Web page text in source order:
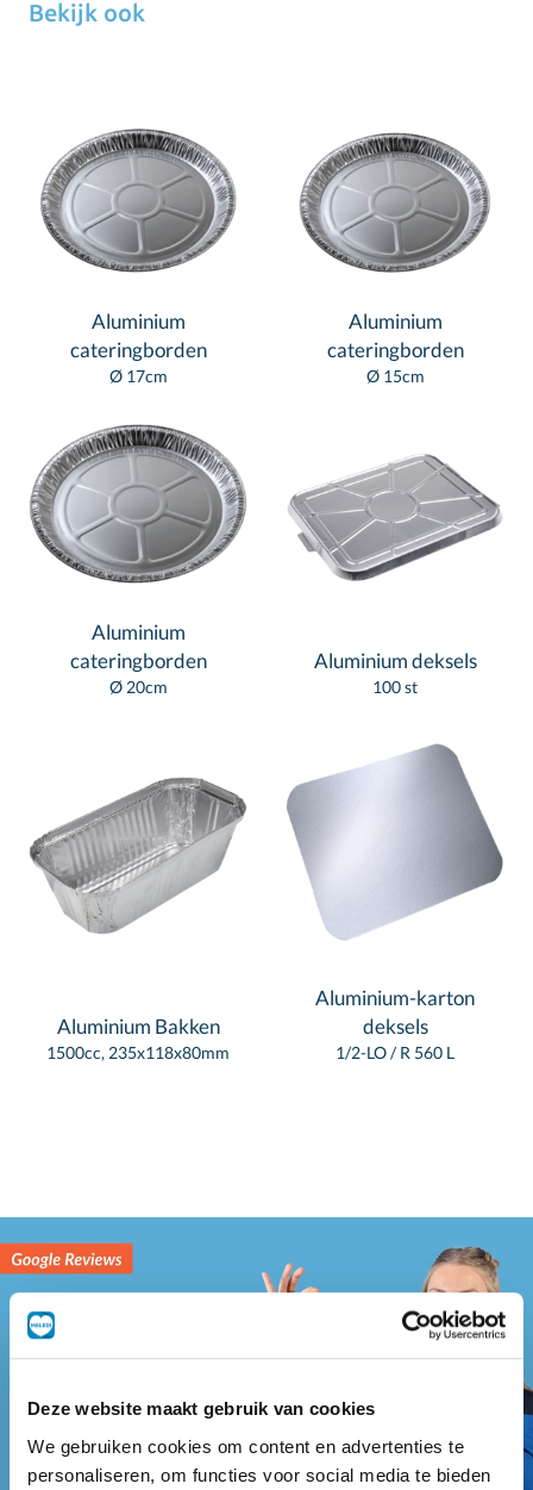
Deze website maakt gebruik van cookies
We gebruiken cookies om content en advertenties te
personaliseren, om functies voor social media te bieden
Bekijk ook
Aluminium
cateringborden
Ø 17cm
Aluminium
cateringborden
Ø 15cm
Aluminium
cateringborden
Ø 20cm
Aluminium deksels
100 st
Aluminium Bakken
1500cc, 235x118x80mm
Aluminium-karton
deksels
1/2-LO / R 560 L